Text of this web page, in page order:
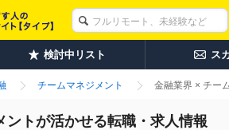
検討中リスト ス
チームマネジメント 金融業界 × チー
トが活かせる転職・求人情報